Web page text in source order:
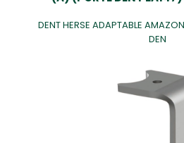
DENT HERSE ADAPTABLE
DEN